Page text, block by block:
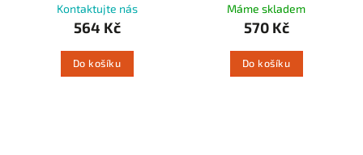
Kontaktujte nás
564 Kč
Do košíku
Máme skladem
570 Kč
Do košíku